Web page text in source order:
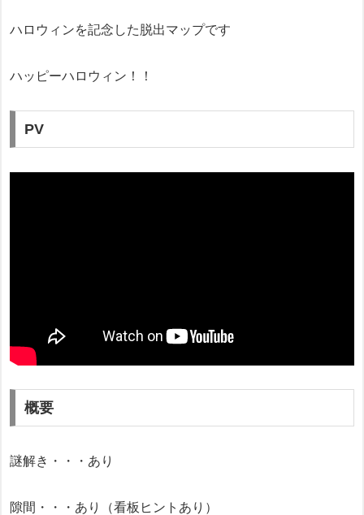
ハロウィンを記念した脱出マップです
ハッピーハロウィン！！
PV
概要
謎解き・・・あり
隙間・・・あり（看板ヒントあり）